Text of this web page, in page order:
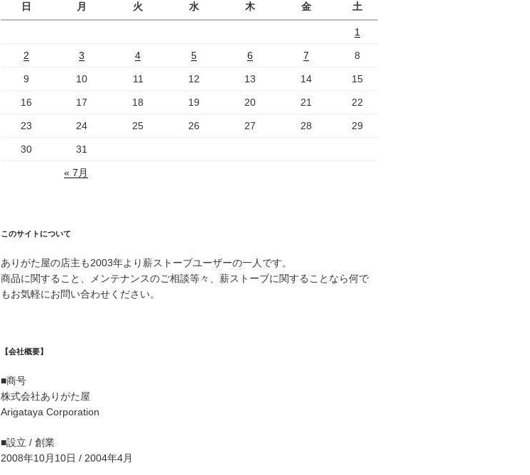
日
月 火 水 木 金 土
1
2 3 4 5 6 7 8
9 10 11 12 13 14 15
16 17 18 19 20 21 22
23 24 25 26 27 28 29
30 31
« 7月
このサイトについて
ありがた屋の店主も2003年より薪ストーブユーザーの一人です。
商品に関すること、メンテナンスのご相談等々、薪ストーブに関することなら何で
もお気軽にお問い合わせください。
【会社概要】
■商号
株式会社ありがた屋
Arigataya Corporation
■設立 / 創業
2008年10月10日 / 2004年4月